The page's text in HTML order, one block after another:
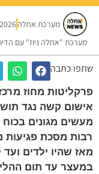
מערכת אחלה
מערכת "אחלה ניוז" עם
שתפו כתבה
פרקליטות מחוז
אישום קשה נגד
מעשים מגונים
רבות מסכת פגיעות
מאז שהיו ילדים
במעצר עד תום